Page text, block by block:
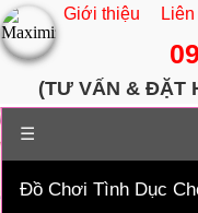
Giới thiệu
(TƯ VẤN & ĐẶT
☰
Trang chủ
Đồ Chơi Tình Dục